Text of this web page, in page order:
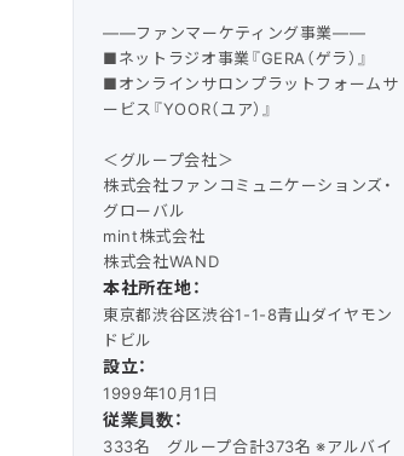
――ファンマーケティング事業――
■ネットラジオ事業『GERA（ゲラ）』
■オンラインサロンプラットフォームサ
ービス『YOOR（ユア）』
＜グループ会社＞
株式会社ファンコミュニケーションズ・
グローバル
mint株式会社
株式会社WAND
本社所在地：
東京都渋谷区渋谷1-1-8青山ダイヤモン
ドビル
設立：
1999年10月1日
従業員数：
333名 グループ合計373名 ※アルバイ